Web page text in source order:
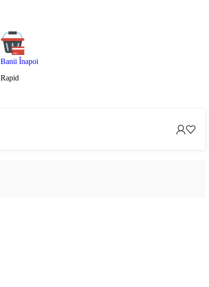
Banii Înapoi
Rapid